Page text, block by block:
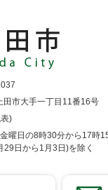
市大手一丁目11番16号
)
曜日の8時30分から17時
日から1月3日)を除く